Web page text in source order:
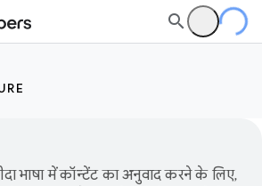
भाषा में कॉन्टेंट का अनुवाद करने के लिए,